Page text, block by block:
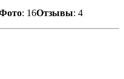
: 16Отзывы: 4